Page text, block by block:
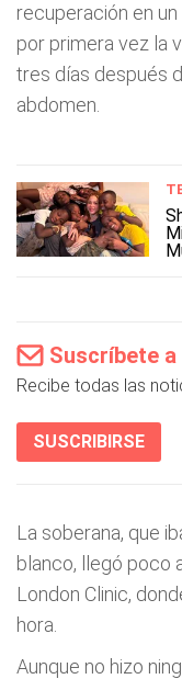
recuperación en
por primera vez la
tres días después
abdomen.
Suscríbete
Recibe todas las
SUSCRIBIRSE
La soberana, que
blanco, llegó poco
London Clinic,
hora.
Aunque no hizo